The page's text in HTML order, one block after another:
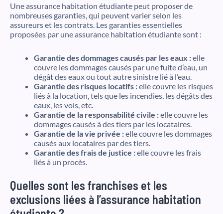
Une assurance habitation étudiante peut proposer de
nombreuses garanties, qui peuvent varier selon les
assureurs et les contrats. Les garanties essentielles
proposées par une assurance habitation étudiante sont :
Garantie des dommages causés par les eaux :elle
couvre les dommages causés par une fuite d’eau, un
dégât des eaux ou tout autre sinistre lié à l’eau.
Garantie des risques locatifs :elle couvre les risques
liés à la location, tels que les incendies, les dégâts des
eaux, les vols, etc.
Garantie de la responsabilité civile :elle couvre les
dommages causés à des tiers par les locataires.
Garantie de la vie privée :elle couvre les dommages
causés aux locataires par des tiers.
Garantie des frais de justice :elle couvre les frais
liés à un procès.
Quelles sont les franchises et les
exclusions liées à l’assurance habitation